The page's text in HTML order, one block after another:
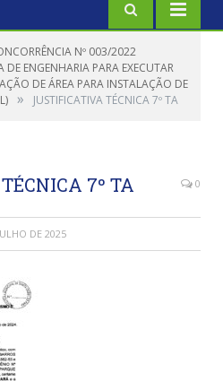
Nº 003/2022
DE ENGENHARIA PARA EXECUTAR
DE ÁREA PARA INSTALAÇÃO DE
» JUSTIFICATIVA TÉCNICA 7º TA
7º TA 0
DE 2025